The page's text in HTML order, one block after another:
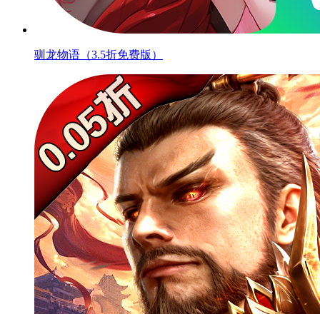
驯龙物语（3.5折免费版）